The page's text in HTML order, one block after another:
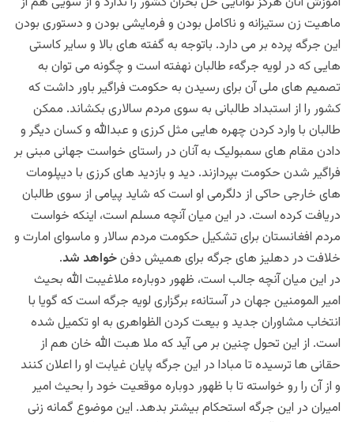
ماهیت زن ستیزانه و ناکامل بودن و فرمایشی بودن و دستوری بودن
این جرگه پرده بر می دارد. باتوجه به گفته های بالا و سایر کاستی
هایی که در لویه جرگهء طالبان نهفته است و چگونه می توان به
تصمیم های ملی آن برای رسیدن به حکومت فراگیر باور داشت که
کشور را از استبداد طالبانی به سوی مردم سالاری بکشاند. ممکن
طالبان با وارد کردن چهره هایی مثل کرزی و عبدالله و کسان دیگر و
دادن مقام های سمبولیک به آنان در راستای خواست جهانی مبنی بر
فراگیر شدن حکومت بپردازند. دید و بازدید های کرزی با دیپلومات
های خارجی حاکی از دلگرمی او است که شاید پیامی از سوی طالبان
دریافت کرده است. در این میان آنچه مسلم است، اینکه خواست
مردم افغانستان برای تشکیل حکومت مردم سالار و ماسوای امارت و
خلافت در دهلیز های جرگه برای همیش دفنخواهد شد.
در این میان آنچه جالب است، ظهور دوبارهء ملاغیبت الله بحیث
امیر المومنین جهان در آستانهء برگزاری لویه جرگه است که گویا با
انتخاب مشاوران جدید و بیعت کردن الظواهری به او تکمیل شده
است. از این تحول چنین بر می آید که ملا هبت الله خان هم از
حقانی ها ترسیده تا مبادا در این جرگه پایان غیابت او را اعلان کنند
و از آن را رو خواسته تا با ظهور دوباره موقعیت خود را بحیث امیر
امیران در این جرگه استحکام بیشتر بدهد. این موضوع گمانه زنی